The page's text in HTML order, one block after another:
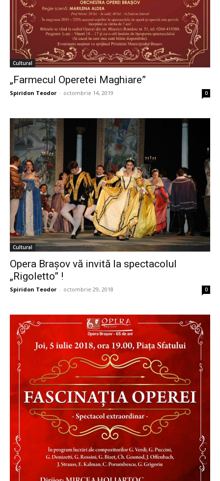
Cultural
„Farmecul Operetei Maghiare”
Spiridon Teodor - octombrie 14, 2019 0
Cultural
Opera Brașov vă invită la spectacolul
„Rigoletto” !
Spiridon Teodor - octombrie 29, 2018 0